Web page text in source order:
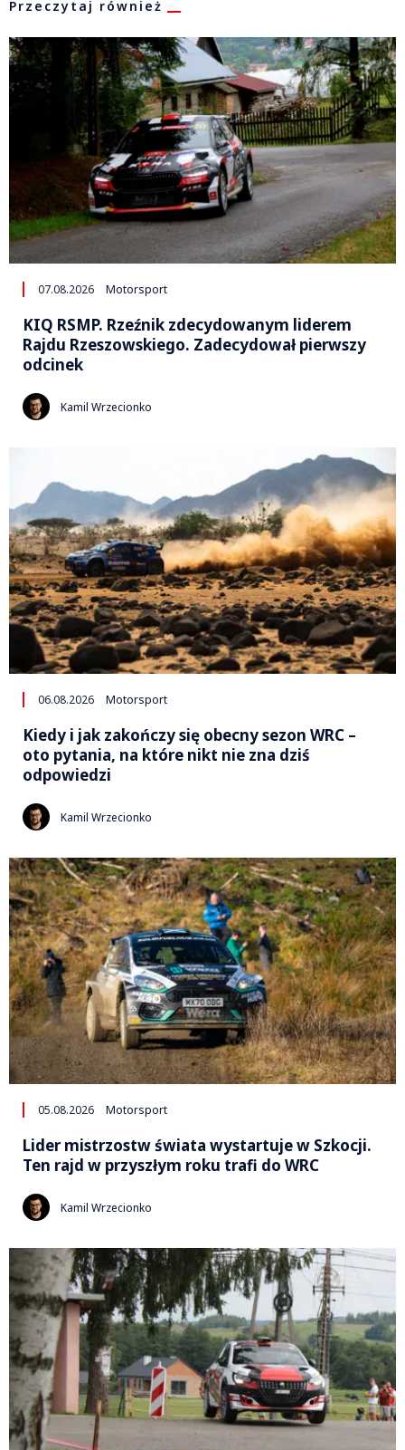
Przeczytaj również
07.08.2026 Motorsport
KIQ RSMP. Rzeźnik zdecydowanym liderem
Rajdu Rzeszowskiego. Zadecydował pierwszy
odcinek
Kamil Wrzecionko
06.08.2026 Motorsport
Kiedy i jak zakończy się obecny sezon WRC –
oto pytania, na które nikt nie zna dziś
odpowiedzi
Kamil Wrzecionko
05.08.2026 Motorsport
Lider mistrzostw świata wystartuje w Szkocji.
Ten rajd w przyszłym roku trafi do WRC
Kamil Wrzecionko